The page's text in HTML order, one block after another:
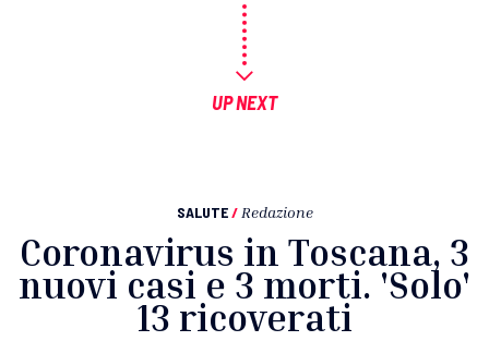
UP NEXT
SALUTE / Redazione
Coronavirus in Toscana, 3
nuovi casi e 3 morti. 'Solo'
13 ricoverati